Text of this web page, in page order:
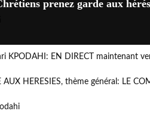
prenez garde aux
KPODAHI: EN DIRECT maintenant
HERESIES, thème général: LE